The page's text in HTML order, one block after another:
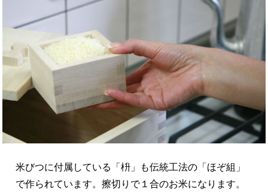
米びつに付属している「枡」も伝統工法の「ほぞ組」
で作られています。擦切りで１合のお米になります。